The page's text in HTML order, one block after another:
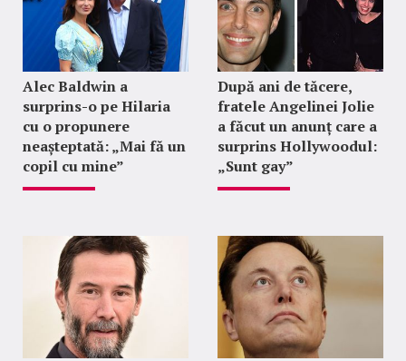
Alec Baldwin a
surprins-o pe Hilaria
cu o propunere
neașteptată: „Mai fă un
copil cu mine”
După ani de tăcere,
fratele Angelinei Jolie
a făcut un anunț care a
surprins Hollywoodul:
„Sunt gay”